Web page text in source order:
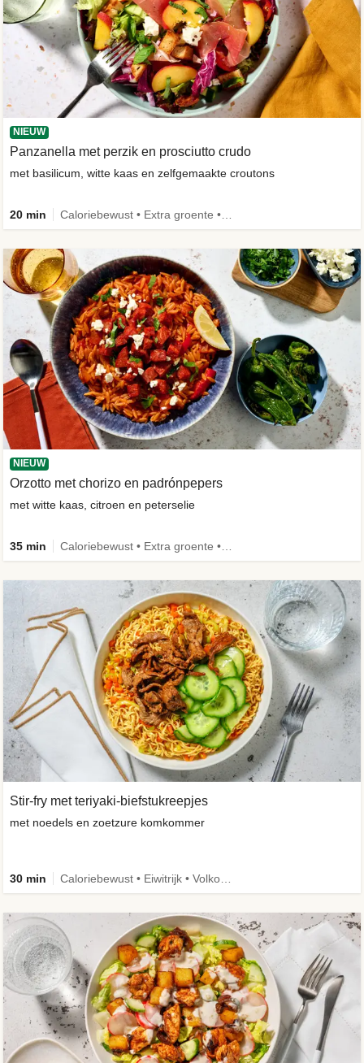
NIEUW
Panzanella met perzik en prosciutto crudo
met basilicum, witte kaas en zelfgemaakte croutons
20 min
NIEUW
Orzotto met chorizo en padrónpepers
met witte kaas, citroen en peterselie
35 min
Stir-fry met teriyaki-biefstukreepjes
met noedels en zoetzure komkommer
30 min